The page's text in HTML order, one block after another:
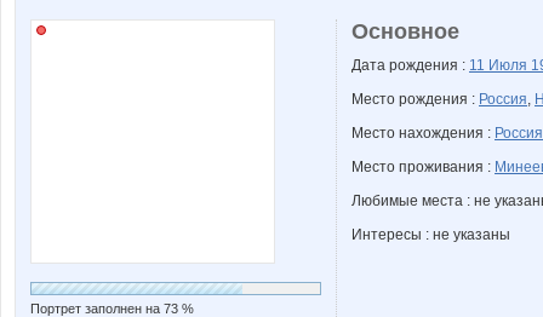
Портрет заполнен на 73 %
Основное
Дата рождения : 11 Июля
Место рождения : Россия,
Место нахождения : Россия
Место проживания :
Любимые места : не
Интересы : не указаны